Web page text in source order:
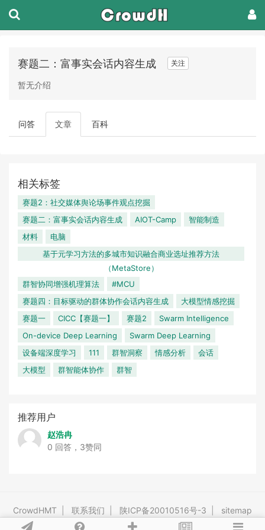
赛题二：富事实会话内容生成 关注
暂无介绍
问答 文章 百科
相关标签
赛题2：社交媒体舆论场事件观点挖掘
赛题二：富事实会话内容生成
AIOT-Camp
智能制造
材料
电脑
基于元学习方法的多城市知识融合商业选址推荐方法
（MetaStore）
群智协同增强机理算法
#MCU
赛题四：目标驱动的群体协作会话内容生成
大模型情感挖掘
赛题一
CICC【赛题一】 赛题2
Swarm Intelligence
On-device Deep Learning
Swarm Deep Learning
设备端深度学习
111 群智洞察 情感分析
会话
大模型
群智能体协作 群智
推荐用户
赵浩冉
0 回答，3赞同
CrowdHMT 联系我们 陕ICP备20010516号-3 sitemap